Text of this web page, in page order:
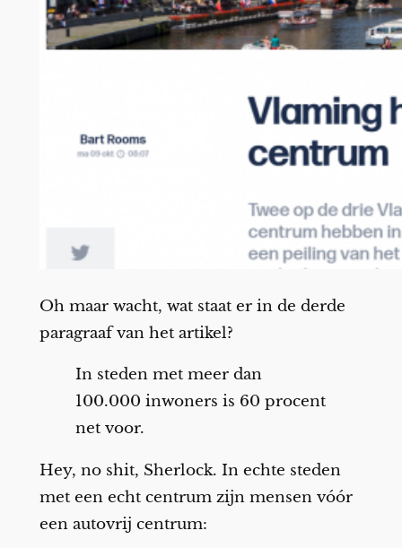
Oh maar wacht, wat staat er in de derde
paragraaf van het artikel?
In steden met meer dan
100.000 inwoners is 60 procent
net voor.
Hey, no shit, Sherlock. In echte steden
met een echt centrum zijn mensen vóór
een autovrij centrum: